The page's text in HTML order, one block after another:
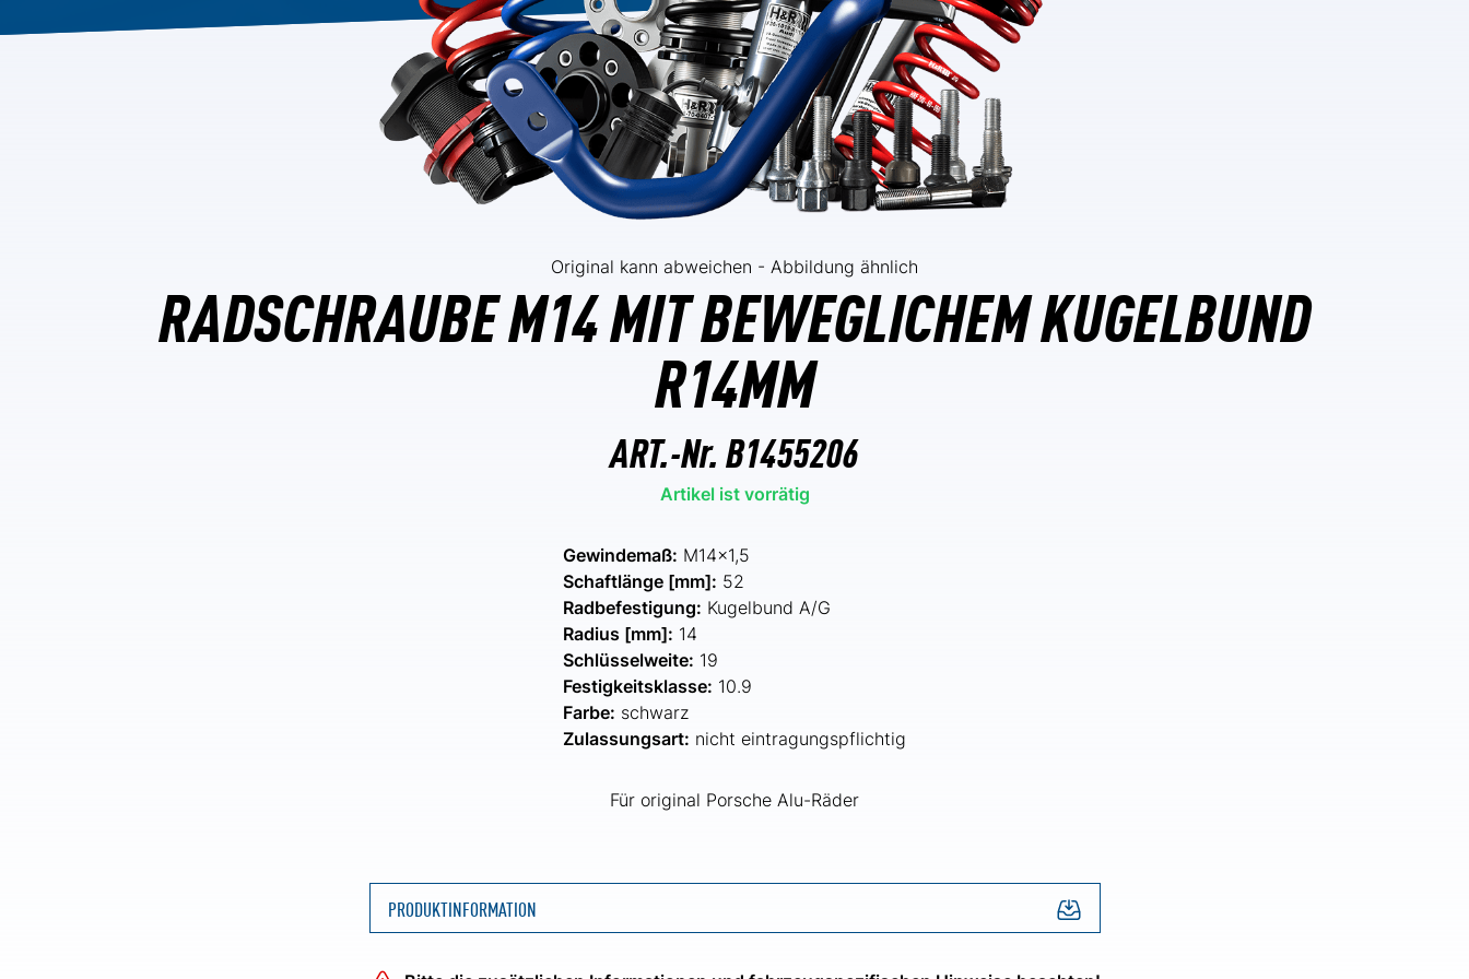
Original kann abweichen - Abbildung ähnlich
RADSCHRAUBE M14 MIT BEWEGLICHEM KUGELBUND
R14MM
ART.-Nr.B1455206
Artikel ist vorrätig
Gewindemaß: M14x1,5
Schaftlänge [mm]: 52
Radbefestigung: Kugelbund A/G
Radius [mm]: 14
Schlüsselweite: 19
Festigkeitsklasse: 10.9
Farbe: schwarz
Zulassungsart: nicht eintragungspflichtig
Für original Porsche Alu-Räder
PRODUKTINFORMATION